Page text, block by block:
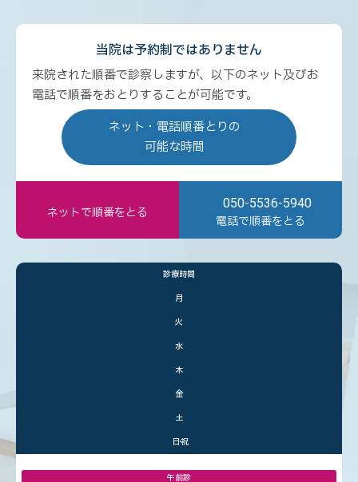
当院は予約制ではありません
来院された順番で診察しますが、以下のネット及びお
電話で順番をおとりすることが可能です。
ネット・電話順番とりの
可能な時間
ネットで順番をとる 050-5536-5940
電話で順番をとる
診療時間
月
火
水
木
金
土
日・祝
午前診